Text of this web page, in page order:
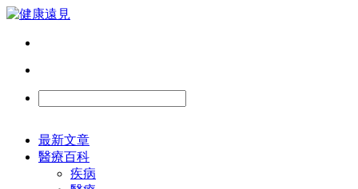
最新文章
醫療百科
疾病